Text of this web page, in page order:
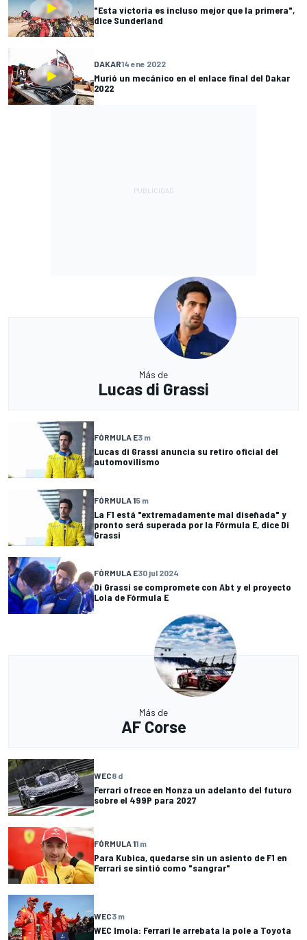
"Esta victoria es incluso mejor que la primera",
dice Sunderland
DAKAR14 ene 2022
Murió un mecánico en el enlace final del Dakar
2022
Más de
Lucas di Grassi
FÓRMULA E3 m
Lucas di Grassi anuncia su retiro oficial del
automovilismo
FÓRMULA 15 m
La F1 está "extremadamente mal diseñada" y
pronto será superada por la Fórmula E, dice Di
Grassi
FÓRMULA E30 jul 2024
Di Grassi se compromete con Abt y el proyecto
Lola de Fórmula E
Más de
AF Corse
WEC8 d
Ferrari ofrece en Monza un adelanto del futuro
sobre el 499P para 2027
FÓRMULA 11 m
Para Kubica, quedarse sin un asiento de F1 en
Ferrari se sintió como "sangrar"
WEC3 m
WEC Imola: Ferrari le arrebata la pole a Toyota